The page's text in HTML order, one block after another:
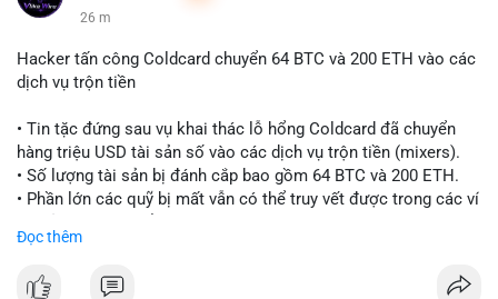
26 m
Hacker tấn công Coldcard chuyển 64 BTC và 200 ETH vào các
dịch vụ trộn tiền
• Tin tặc đứng sau vụ khai thác lỗ hổng Coldcard đã chuyển
hàng triệu USD tài sản số vào các dịch vụ trộn tiền (mixers).
• Số lượng tài sản bị đánh cắp bao gồm 64 BTC và 200 ETH.
• Phần lớn các quỹ bị mất vẫn có thể truy vết được trong các ví
#cryptonews
Đọc thêm